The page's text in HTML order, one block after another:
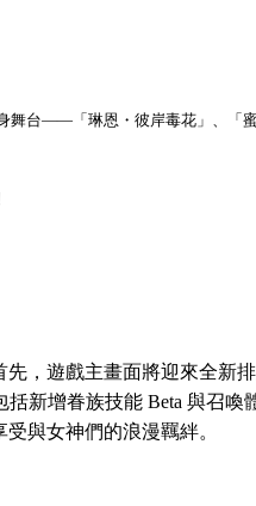
舞台——「琳恩・彼岸毒花」、「
，遊戲主畫面將迎來全新
括新增眷族技能 Beta 與召喚
與女神們的浪漫羈絆。